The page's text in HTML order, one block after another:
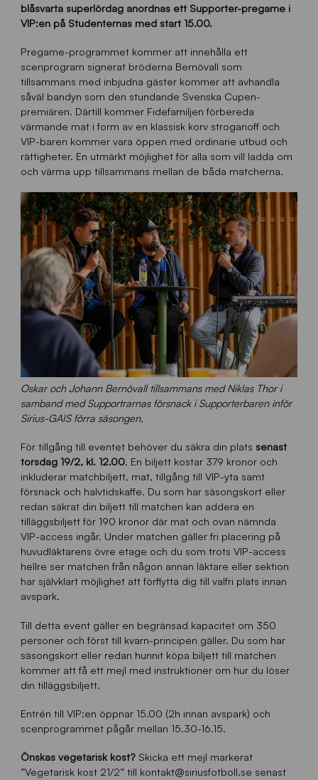
blåsvarta superlördag anordnas ett Supporter-pregame i
VIP:en på Studenternas med start 15.00.
Pregame-programmet kommer att innehålla ett
scenprogram signerat bröderna Bernövall som
tillsammans med inbjudna gäster kommer att avhandla
såväl bandyn som den stundande Svenska Cupen-
premiären. Därtill kommer Fidefamiljen förbereda
värmande mat i form av en klassisk korv stroganoff och
VIP-baren kommer vara öppen med ordinarie utbud och
rättigheter. En utmärkt möjlighet för alla som vill ladda om
och värma upp tillsammans mellan de båda matcherna.
Oskar och Johann Bernövall tillsammans med Niklas Thor i
samband med Supportrarnas försnack i Supporterbaren inför
Sirius-GAIS förra säsongen.
För tillgång till eventet behöver du säkra din plats senast
torsdag 19/2, kl. 12.00. En biljett kostar 379 kronor och
inkluderar matchbiljett, mat, tillgång till VIP-yta samt
försnack och halvtidskaffe. Du som har säsongskort eller
redan säkrat din biljett till matchen kan addera en
tilläggsbiljett för 190 kronor där mat och ovan nämnda
VIP-access ingår. Under matchen gäller fri placering på
huvudläktarens övre etage och du som trots VIP-access
hellre ser matchen från någon annan läktare eller sektion
har självklart möjlighet att förflytta dig till valfri plats innan
avspark.
Till detta event gäller en begränsad kapacitet om 350
personer och först till kvarn-principen gäller. Du som har
säsongskort eller redan hunnit köpa biljett till matchen
kommer att få ett mejl med instruktioner om hur du löser
din tilläggsbiljett.
Entrén till VIP:en öppnar 15.00 (2h innan avspark) och
scenprogrammet pågår mellan 15.30-16.15.
Önskas vegetarisk kost?Skicka ett mejl markerat
”Vegetarisk kost 21/2” till kontakt@siriusfotboll.se senast